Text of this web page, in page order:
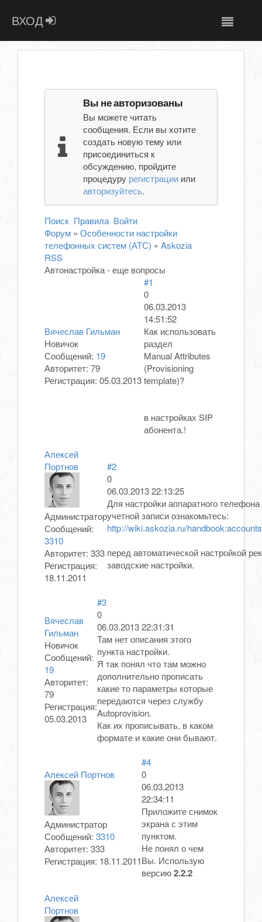
ВХОД
Вы не авторизованы
Вы можете читать
сообщения. Если вы хотите
создать новую тему или
присоединиться к
обсуждению, пройдите
процедуру регистрацииили
авторизуйтесь.
Поиск Правила Войти
Форум » Особенности настройки
телефонных систем (АТС) » Askozia
RSS
Автонастройка - еще вопросы
Вячеслав Гильман
Новичок
Сообщений: 19
Авторитет: 79
Регистрация: 05.03.2013
#1
0
06.03.2013
14:51:52
Как использовать
раздел
Manual Attributes
(Provisioning
template)?
в настройках SIP
абонента.!
Алексей
Портнов
Администратор
Сообщений:
3310
Авторитет: 333
Регистрация:
18.11.2011
#2
0
06.03.2013 22:13:25
Для настройки аппаратного
учетной записи ознакомьтесь:
http://wiki.askozia.ru/
перед автоматической настройкой
заводские настройки.
Вячеслав
Гильман
Новичок
Сообщений:
19
Авторитет:
79
Регистрация:
05.03.2013
#3
0
06.03.2013 22:31:31
Там нет описания этого
пункта настройки.
Я так понял что там можно
дополнительно прописать
какие то параметры которые
передаются через службу
Autoprovision.
Как их прописывать, в каком
формате и какие они бывают.
Алексей Портнов
Администратор
Сообщений: 3310
Авторитет: 333
Регистрация: 18.11.2011
#4
0
06.03.2013
22:34:11
Приложите снимок
экрана с этим
пунктом.
Не понял о чем
Вы. Использую
версию2.2.2
Алексей
Портнов